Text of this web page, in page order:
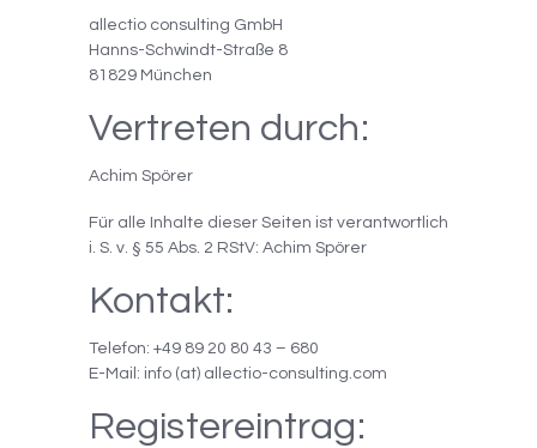
allectio consulting GmbH
Hanns-Schwindt-Straße 8
81829 München
Vertreten durch:
Achim Spörer
Für alle Inhalte dieser Seiten ist verantwortlich
i. S. v. § 55 Abs. 2 RStV: Achim Spörer
Kontakt:
Telefon: +49 89 20 80 43 – 680
E-Mail: info (at) allectio-consulting.com
Registereintrag: